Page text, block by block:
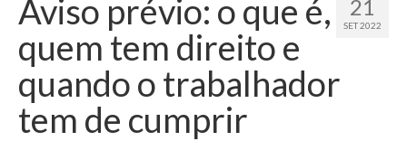
21
SET 2022
Aviso prévio: o que é,
quem tem direito e
quando o trabalhador
tem de cumprir